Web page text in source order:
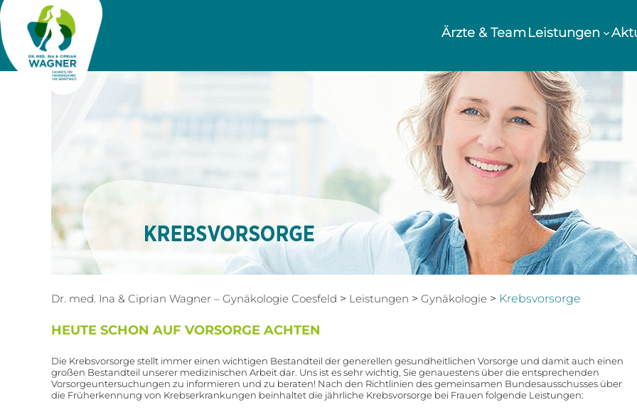
Ärzte & TeamLeistungen
Dr. med. Ina & Ciprian Wagner – Gynäkologie Coesfeld > Leistungen > Gynäkologie > Krebsvorsorge
HEUTE SCHON AUF VORSORGE ACHTEN
Die Krebsvorsorge stellt immer einen wichtigen Bestandteil der generellen gesundheitlichen Vorsorge und damit auch einen
großen Bestandteil unserer medizinischen Arbeit dar. Uns ist es sehr wichtig, Sie genauestens über die entsprechenden
Vorsorgeuntersuchungen zu informieren und zu beraten! Nach den Richtlinien des gemeinsamen Bundesausschusses über
die Früherkennung von Krebserkrankungen beinhaltet die jährliche Krebsvorsorge bei Frauen folgende Leistungen: